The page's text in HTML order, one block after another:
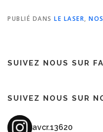
PUBLIÉ DANS LE LASER,
SUIVEZ NOUS SUR
SUIVEZ NOUS SUR
avcr.13620